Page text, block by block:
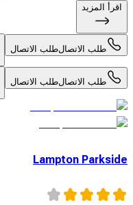
اقرأ المزيد
طلب الاتصالطلب الاتصال
طلب الاتصالطلب الاتصال
Lampton Parkside